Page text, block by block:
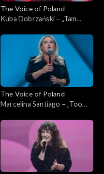
The Voice of Poland
Kuba Dobrzański – „Tam
of Poland”, Przesłuchania w
ciemno, 4 października 2025
The Voice of Poland
Marcelina Santiago – „Too
Poland”, Przesłuchania w
ciemno, 4 października 2025